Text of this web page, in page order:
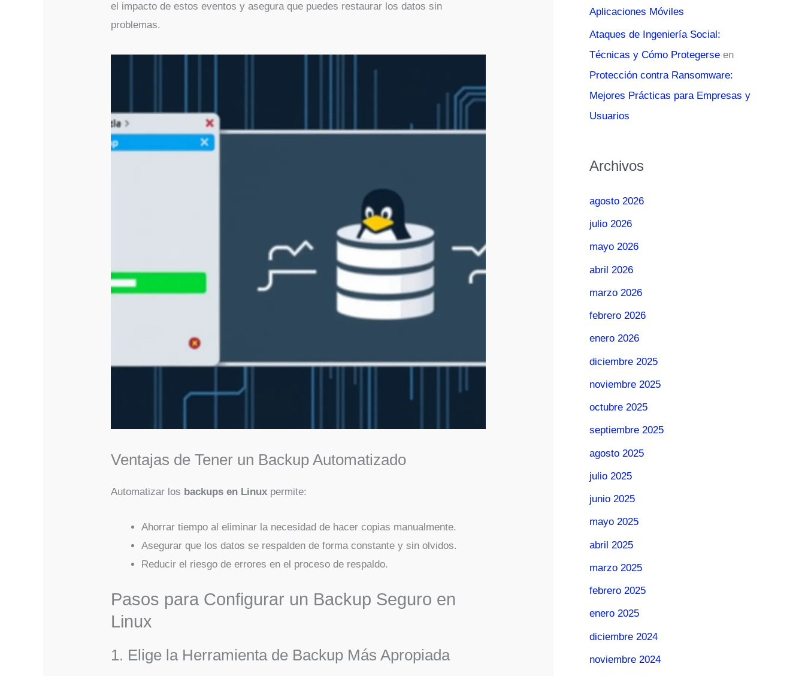
el impacto de estos eventos y asegura que puedes restaurar los datos sin
problemas.
Ventajas de Tener un Backup Automatizado
Automatizar los backups en Linux permite:
Ahorrar tiempo al eliminar la necesidad de hacer copias manualmente.
Asegurar que los datos se respalden de forma constante y sin olvidos.
Reducir el riesgo de errores en el proceso de respaldo.
Pasos para Configurar un Backup Seguro en
Linux
1. Elige la Herramienta de Backup Más Apropiada
Aplicaciones Móviles
Ataques de Ingeniería Social:
Técnicas y Cómo Protegerse en
Protección contra Ransomware:
Mejores Prácticas para Empresas y
Usuarios
Archivos
agosto 2026
julio 2026
mayo 2026
abril 2026
marzo 2026
febrero 2026
enero 2026
diciembre 2025
noviembre 2025
octubre 2025
septiembre 2025
agosto 2025
julio 2025
junio 2025
mayo 2025
abril 2025
marzo 2025
febrero 2025
enero 2025
diciembre 2024
noviembre 2024